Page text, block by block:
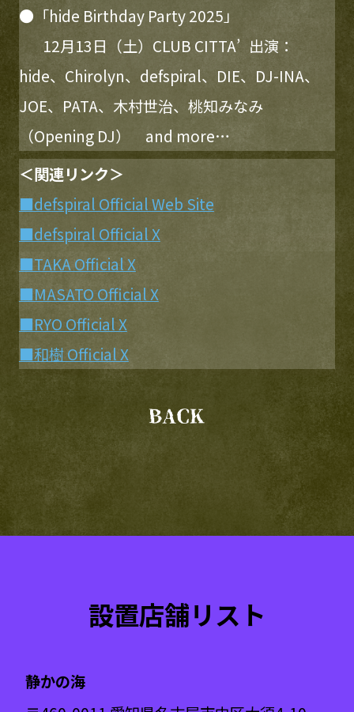
●「hide Birthday Party 2025」
12月13日（土）CLUB CITTA’ 出演：
hide、Chirolyn、defspiral、DIE、DJ-INA、
JOE、PATA、木村世治、桃知みなみ
（Opening DJ） and more…
＜関連リンク＞
■defspiral Official Web Site
■defspiral Official X
■TAKA Official X
■MASATO Official X
■RYO Official X
■和樹 Official X
設置店舗リスト
静かの海